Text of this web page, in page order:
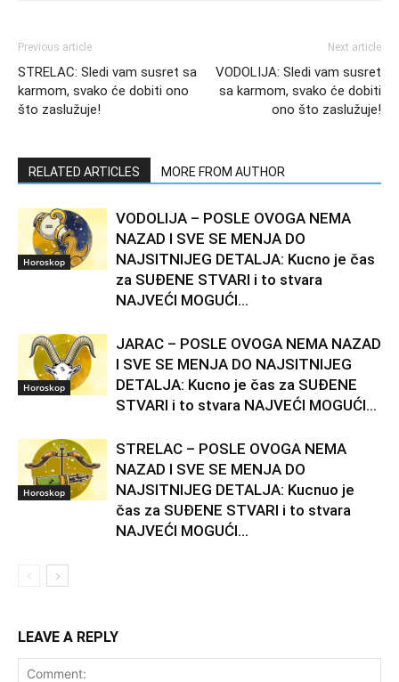
Previous article
STRELAC: Sledi vam susret sa
karmom, svako će dobiti ono
što zaslužuje!
Next article
VODOLIJA: Sledi vam susret
sa karmom, svako će dobiti
ono što zaslužuje!
RELATED ARTICLES MORE FROM AUTHOR
Horoskop
VODOLIJA – POSLE OVOGA NEMA
NAZAD I SVE SE MENJA DO
NAJSITNIJEG DETALJA: Kucno je čas
za SUĐENE STVARI i to stvara
NAJVEĆI MOGUĆI...
Horoskop
JARAC – POSLE OVOGA NEMA NAZAD
I SVE SE MENJA DO NAJSITNIJEG
DETALJA: Kucno je čas za SUĐENE
STVARI i to stvara NAJVEĆI MOGUĆI...
Horoskop
STRELAC – POSLE OVOGA NEMA
NAZAD I SVE SE MENJA DO
NAJSITNIJEG DETALJA: Kucnuo je
čas za SUĐENE STVARI i to stvara
NAJVEĆI MOGUĆI...
LEAVE A REPLY